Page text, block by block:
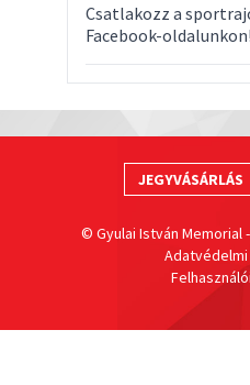
Csatlakozz a
Facebook-oldalunkon!
JEGYVÁSÁRLÁS
© Gyulai István Memorial